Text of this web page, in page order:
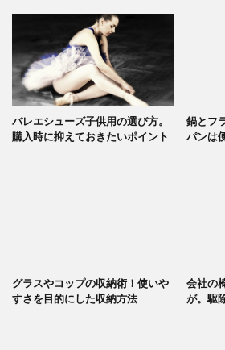
バレエシューズ子供用の選び方。
購入時に抑えておきたいポイント
鍋とフ
パンは
グラスやコップの収納術！使いや
すさを目的にした収納方法
会社の
が。駆